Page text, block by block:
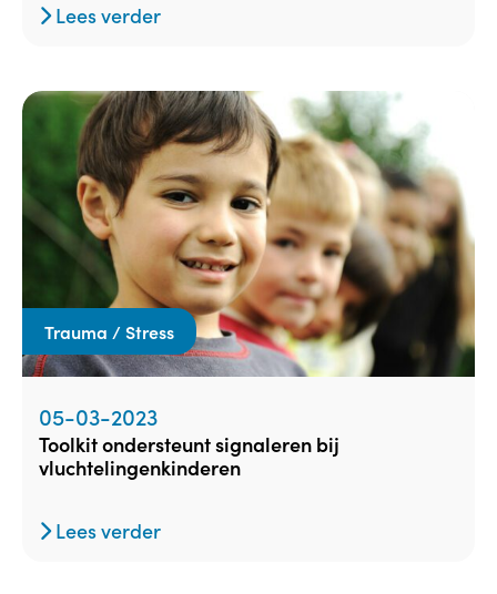
Lees verder
Trauma / Stress
05-03-2023
toolkit ondersteunt signaleren bij
vluchtelingenkinderen
Lees verder